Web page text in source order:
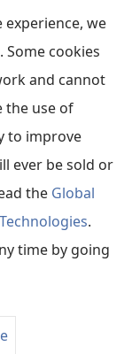
we
cookies
and cannot
the use of
to improve
ever be sold or
theGlobal
.
time by going
of Pennsylvania.